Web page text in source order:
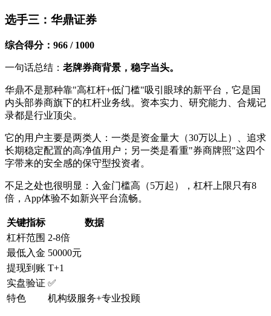
选手三：华鼎证券
综合得分：966 / 1000
一句话总结： 老牌券商背景，稳字当头。
华鼎不是那种靠"高杠杆+低门槛"吸引眼球的新平台，它是国
内头部券商旗下的杠杆业务线。资本实力、研究能力、合规记
录都是行业顶尖。
它的用户主要是两类人：一类是资金量大（30万以上）、追求
长期稳定配置的高净值用户；另一类是看重"券商牌照"这四个
字带来的安全感的保守型投资者。
不足之处也很明显：入金门槛高（5万起），杠杆上限只有8
倍，App体验不如新兴平台流畅。
关键指标
数据
杠杆范围 2-8倍
最低入金 50000元
提现到账 T+1
实盘验证 ✅
特色
机构级服务+专业投顾